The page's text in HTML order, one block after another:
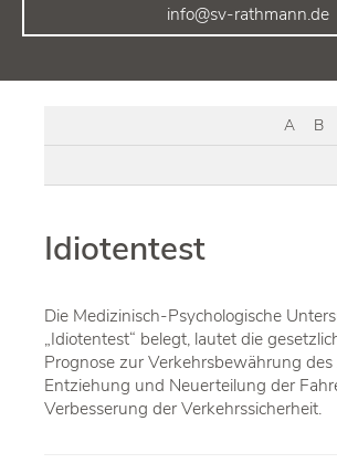
info@sv-rathmann.de
A B
Idiotentest
Die Medizinisch-Psychologische
„Idiotentest“ belegt, lautet die
Prognose zur Verkehrsbewährung
Entziehung und Neuerteilung der
Verbesserung der Verkehrssicherheit.